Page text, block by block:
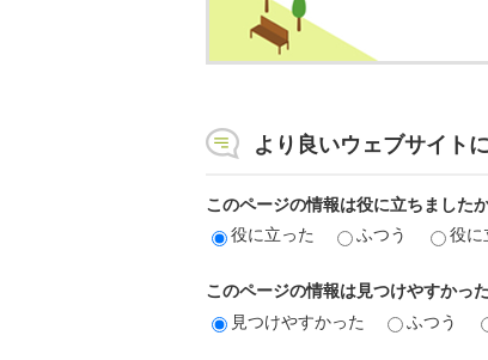
より良いウェブサイト
このページの情報は役に立ちました
役に立った
ふつう 役に
このページの情報は見つけやすかっ
見つけやすかった
ふつう